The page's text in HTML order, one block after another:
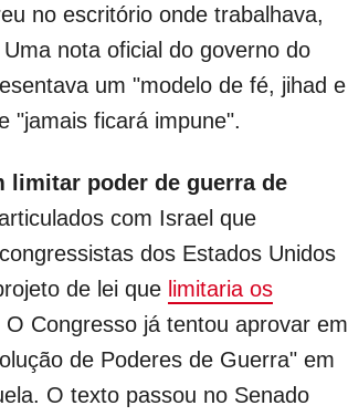
no escritório onde trabalhava,
nota oficial do governo do
um "modelo de fé, jihad e
"jamais ficará impune".
limitar poder de guerra de
com Israel que
dos Estados Unidos
de lei que limitaria os
Congresso já tentou aprovar em
de Poderes de Guerra" em
O texto passou no Senado